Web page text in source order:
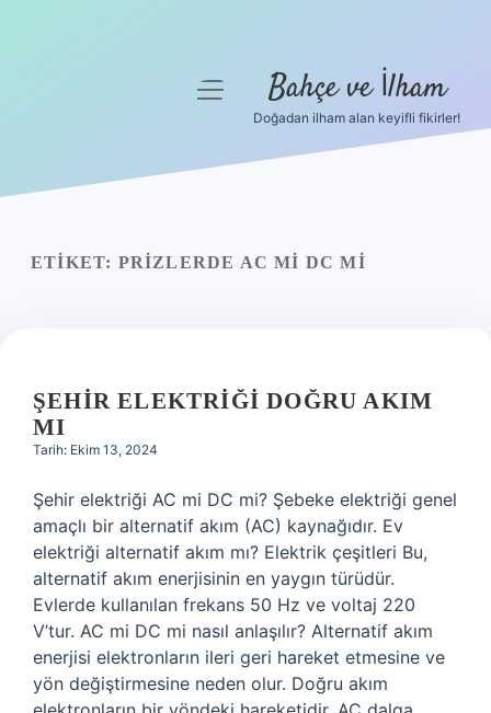
Yasal Uyarı
menüyü
Bahçe ve İlham
Doğadan ilham alan keyifli fikirler!
ETIKET: PRIZLERDE AC MI DC MI
ŞEHIR ELEKTRIĞI DOĞRU AKIM
MI
Tarih: Ekim 13, 2024
Şehir elektriği AC mi DC mi? Şebeke elektriği genel
amaçlı bir alternatif akım (AC) kaynağıdır. Ev
elektriği alternatif akım mı? Elektrik çeşitleri Bu,
alternatif akım enerjisinin en yaygın türüdür.
Evlerde kullanılan frekans 50 Hz ve voltaj 220
V’tur. AC mi DC mi nasıl anlaşılır? Alternatif akım
enerjisi elektronların ileri geri hareket etmesine ve
yön değiştirmesine neden olur. Doğru akım